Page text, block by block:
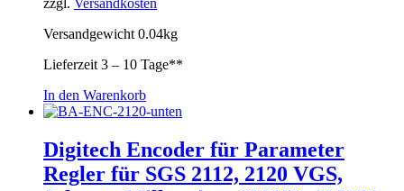
zzgl. Versandkosten
Versandgewicht 0.04kg
Lieferzeit 3 – 10 Tage**
In den Warenkorb
Digitech Encoder für Parameter
Regler für SGS 2112, 2120 VGS,